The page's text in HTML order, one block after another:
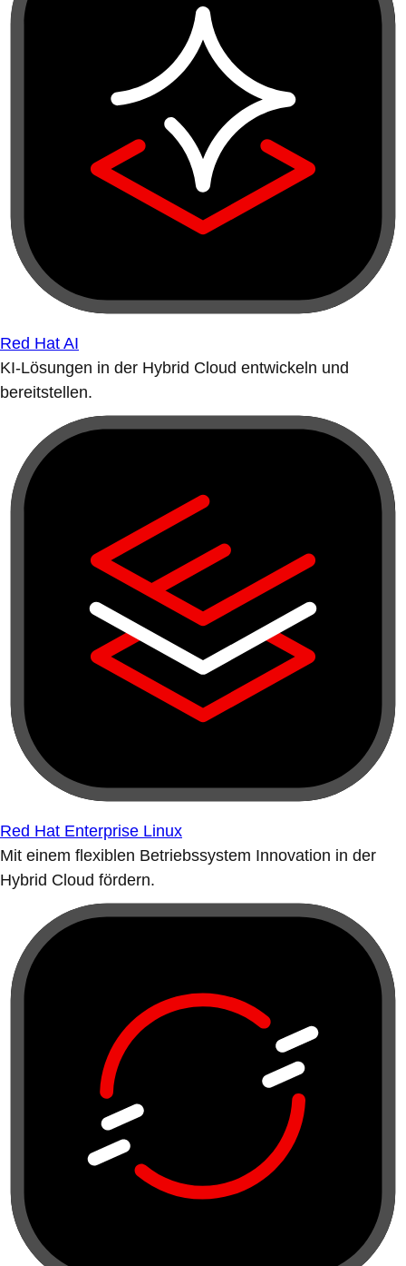
Red Hat AI
KI-Lösungen in der Hybrid Cloud entwickeln und
bereitstellen.
Red Hat Enterprise Linux
Mit einem flexiblen Betriebssystem Innovation in der
Hybrid Cloud fördern.